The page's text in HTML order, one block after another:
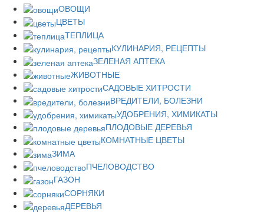
ОВОЩИ
ЦВЕТЫ
ТЕПЛИЦА
КУЛИНАРИЯ, РЕЦЕПТЫ
ЗЕЛЕНАЯ АПТЕКА
ЖИВОТНЫЕ
САДОВЫЕ ХИТРОСТИ
ВРЕДИТЕЛИ, БОЛЕЗНИ
УДОБРЕНИЯ, ХИМИКАТЫ
ПЛОДОВЫЕ ДЕРЕВЬЯ
КОМНАТНЫЕ ЦВЕТЫ
ЗИМА
ПЧЕЛОВОДСТВО
ГАЗОН
СОРНЯКИ
ДЕРЕВЬЯ